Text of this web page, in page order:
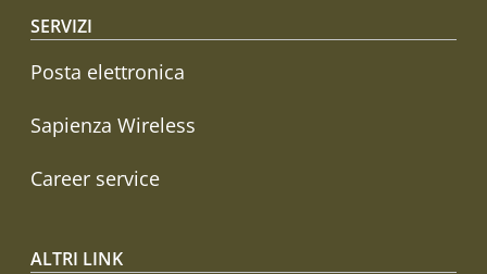
SERVIZI
Posta elettronica
Sapienza Wireless
Career service
ALTRI LINK